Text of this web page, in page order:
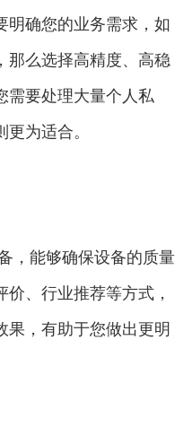
明确您的业务需求，如
那么选择高精度、高稳
需要处理大量个人私
为适合。
，能够确保设备的质量
、行业推荐等方式，
果，有助于您做出更明